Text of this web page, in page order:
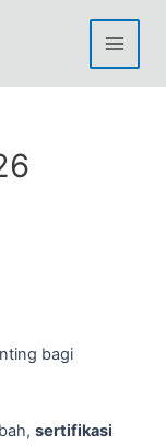
bagi
sertifikasi